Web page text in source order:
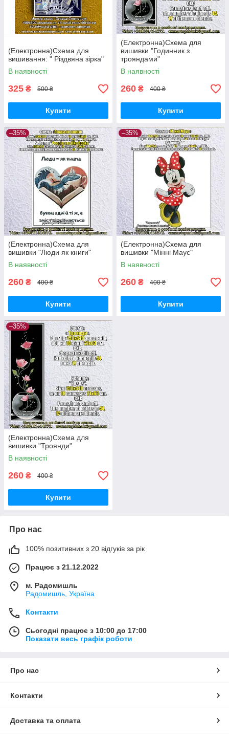
(Електронна)Схема для
вишивання: " Різдвяна зірка"
В наявності
325 ₴ 500 ₴
Купити
(Електронна)Схема для
вишивки "Годинник з
трояндами"
В наявності
260 ₴ 400 ₴
Купити
–35%
(Електронна)Схема для
вишивки "Люди як книги"
В наявності
260 ₴ 400 ₴
Купити
–35%
(Електронна)Схема для
вишивки "Мінні Маус"
В наявності
260 ₴ 400 ₴
Купити
–35%
(Електронна)Схема для
вишивки "Троянди"
В наявності
260 ₴ 400 ₴
Купити
Про нас
100% позитивних з 20 відгуків за рік
Працює з 21.12.2022
м. Радомишль
Радомишль, Україна
Контакти
Сьогодні працює з 10:00 до 17:00
Показати весь графік роботи
Про нас
Контакти
Доставка та оплата